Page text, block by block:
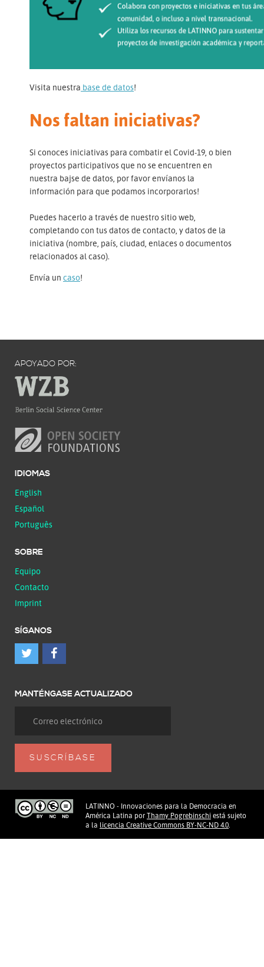
Visita nuestra base de datos!
Nos faltan iniciativas?
Si conoces iniciativas para combatir el Covid-19, o bien
proyectos participativos que no se encuentren en
nuestra bajse de datos, por favor envíanos la
información para que podamos incorporarlos!
Puedes hacerlo a través de nuestro sitio web,
completando con tus datos de contacto, y datos de la
iniciativa (nombre, país, ciudad, enlaces o documentos
relacionados al caso).
Envía un caso!
APOYADO POR:
IDIOMAS
English
Español
Português
SOBRE
Equipo
Contacto
Imprint
SÍGANOS
MANTÉNGASE ACTUALIZADO
LATINNO - Innovaciones para la Democracia en
América Latina por Thamy Pogrebinschi está sujeto
a la licencia Creative Commons BY-NC-ND 4.0.